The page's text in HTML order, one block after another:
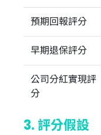
預期回報評分
早期退保評分
公司分紅實現評
分
3. 評分假設